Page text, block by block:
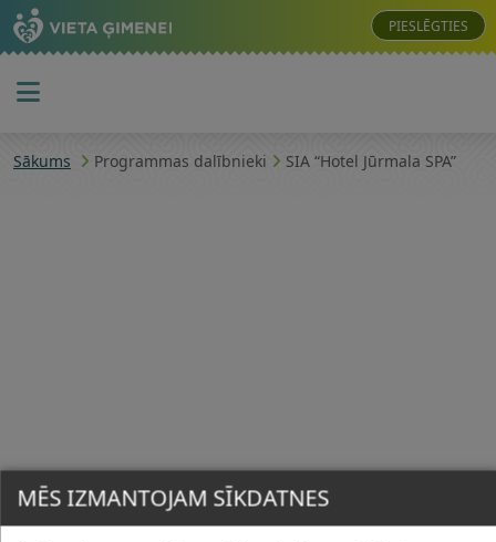
PIESLĒGTIES
Sākums Programmas dalībnieki SIA “Hotel Jūrmala SPA”
MĒS IZMANTOJAM SĪKDATNES